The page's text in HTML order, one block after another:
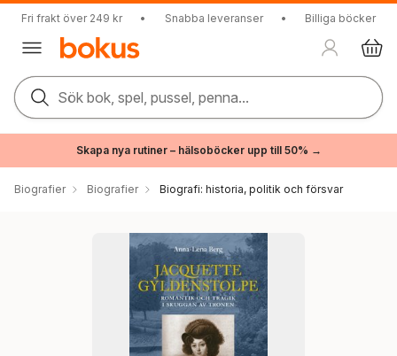
Fri frakt över 249 kr • Snabba leveranser • Billiga böcker
Sök bok, spel, pussel, penna...
Skapa nya rutiner – hälsoböcker upp till 50% →
Biografier Biografier Biografi: historia, politik och försvar